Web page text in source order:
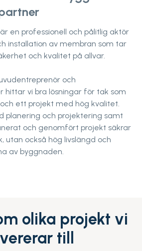
en professionell och pålitlig aktör
installation av membran som tar
och kvalitet på allvar.
och
hittar vi bra lösningar för tak som
ett projekt med hög kvalitet.
planering och projektering samt
och genomfört projekt säkrar
också hög livslängd och
av byggnaden.
olika projekt vi
till